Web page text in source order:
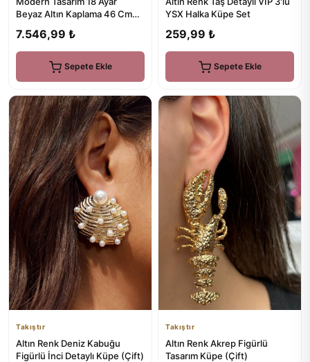
Beyaz Altın Kaplama 46 Cm
7.546,99 ₺
Sepete Ekle
YSX Halka Küpe Set
259,99 ₺
Sepete Ekle
Takıştır
Altın Renk Deniz Kabuğu
Figürlü İnci Detaylı Küpe (Çift)
Takıştır
Altın Renk Akrep Figürlü
Tasarım Küpe (Çift)